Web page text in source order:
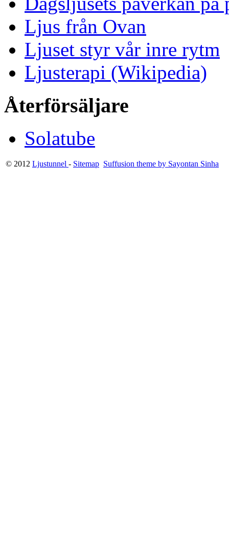
Ljus från Ovan
Ljuset styr vår inre rytm
Ljusterapi (Wikipedia)
Återförsäljare
Solatube
© 2012 Ljustunnel - Sitemap Suffusion theme by Sayontan Sinha